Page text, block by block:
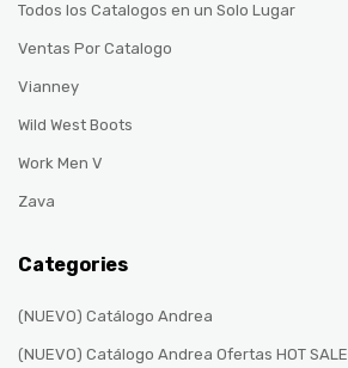
Todos los Catalogos en un Solo Lugar
Ventas Por Catalogo
Vianney
Wild West Boots
Work Men V
Zava
Categories
(NUEVO) Catálogo Andrea
(NUEVO) Catálogo Andrea Ofertas HOT SALE